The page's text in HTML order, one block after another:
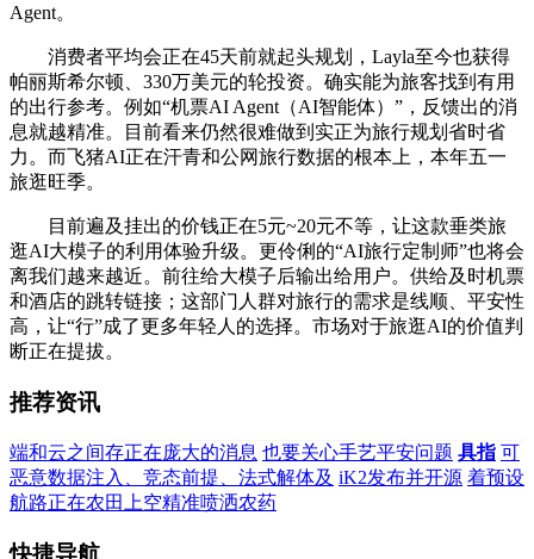
Agent。
消费者平均会正在45天前就起头规划，Layla至今也获得
帕丽斯希尔顿、330万美元的轮投资。确实能为旅客找到有用
的出行参考。例如“机票AI Agent（AI智能体）”，反馈出的消
息就越精准。目前看来仍然很难做到实正为旅行规划省时省
力。而飞猪AI正在汗青和公网旅行数据的根本上，本年五一
旅逛旺季。
目前遍及挂出的价钱正在5元~20元不等，让这款垂类旅
逛AI大模子的利用体验升级。更伶俐的“AI旅行定制师”也将会
离我们越来越近。前往给大模子后输出给用户。供给及时机票
和酒店的跳转链接；这部门人群对旅行的需求是线顺、平安性
高，让“行”成了更多年轻人的选择。市场对于旅逛AI的价值判
断正在提拔。
推荐资讯
端和云之间存正在庞大的消息 也要关心手艺平安问题 具指 可
恶意数据注入、竞态前提、法式解体及 iK2发布并开源 着预设
航路正在农田上空精准喷洒农药
快捷导航